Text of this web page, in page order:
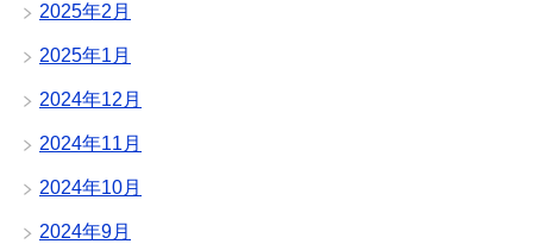
2025年2月
2025年1月
2024年12月
2024年11月
2024年10月
2024年9月